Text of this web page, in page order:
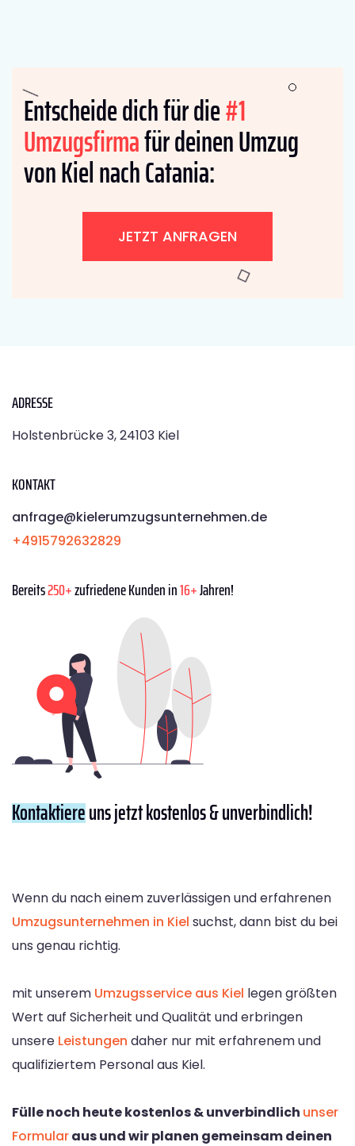
Entscheide dich für die#1
Umzugsfirmafür deinen Umzug
von Kiel nach Catania:
JETZT ANFRAGEN
ADRESSE
Holstenbrücke 3, 24103 Kiel
KONTAKT
anfrage@kielerumzugsunternehmen.de
+4915792632829
Bereits250+zufriedene Kunden in16+Jahren!
Kontaktiereuns jetzt kostenlos & unverbindlich!
Wenn du nach einem zuverlässigen und erfahrenen
Umzugsunternehmen in Kiel suchst, dann bist du bei
uns genau richtig.
mit unserem Umzugsservice aus Kiel legen größten
Wert auf Sicherheit und Qualität und erbringen
unsere Leistungen daher nur mit erfahrenem und
qualifiziertem Personal aus Kiel.
Fülle noch heute kostenlos & unverbindlich unser
Formularaus und wir planen gemeinsam deinen